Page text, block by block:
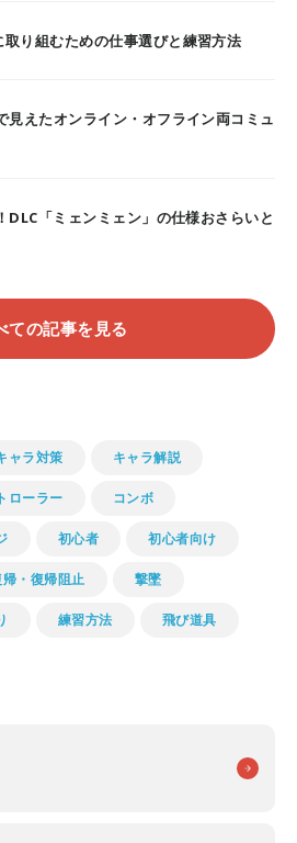
り組むための仕事選びと練習方法
見えたオンライン・オフライン両コミュ
DLC「ミェンミェン」の仕様おさらいと
ての記事を見る
ャラ対策 キャラ解説
ローラー コンボ
初心者 初心者向け
帰・復帰阻止 撃墜
練習方法 飛び道具